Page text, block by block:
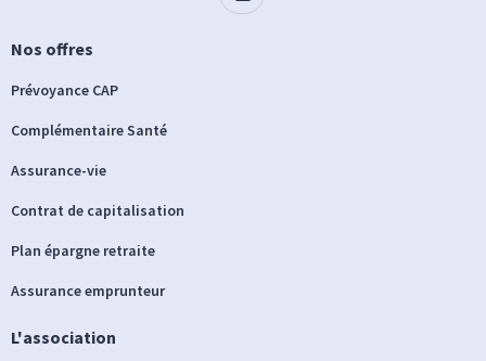
Nos offres
Prévoyance CAP
Complémentaire Santé
Assurance-vie
Contrat de capitalisation
Plan épargne retraite
Assurance emprunteur
L'association